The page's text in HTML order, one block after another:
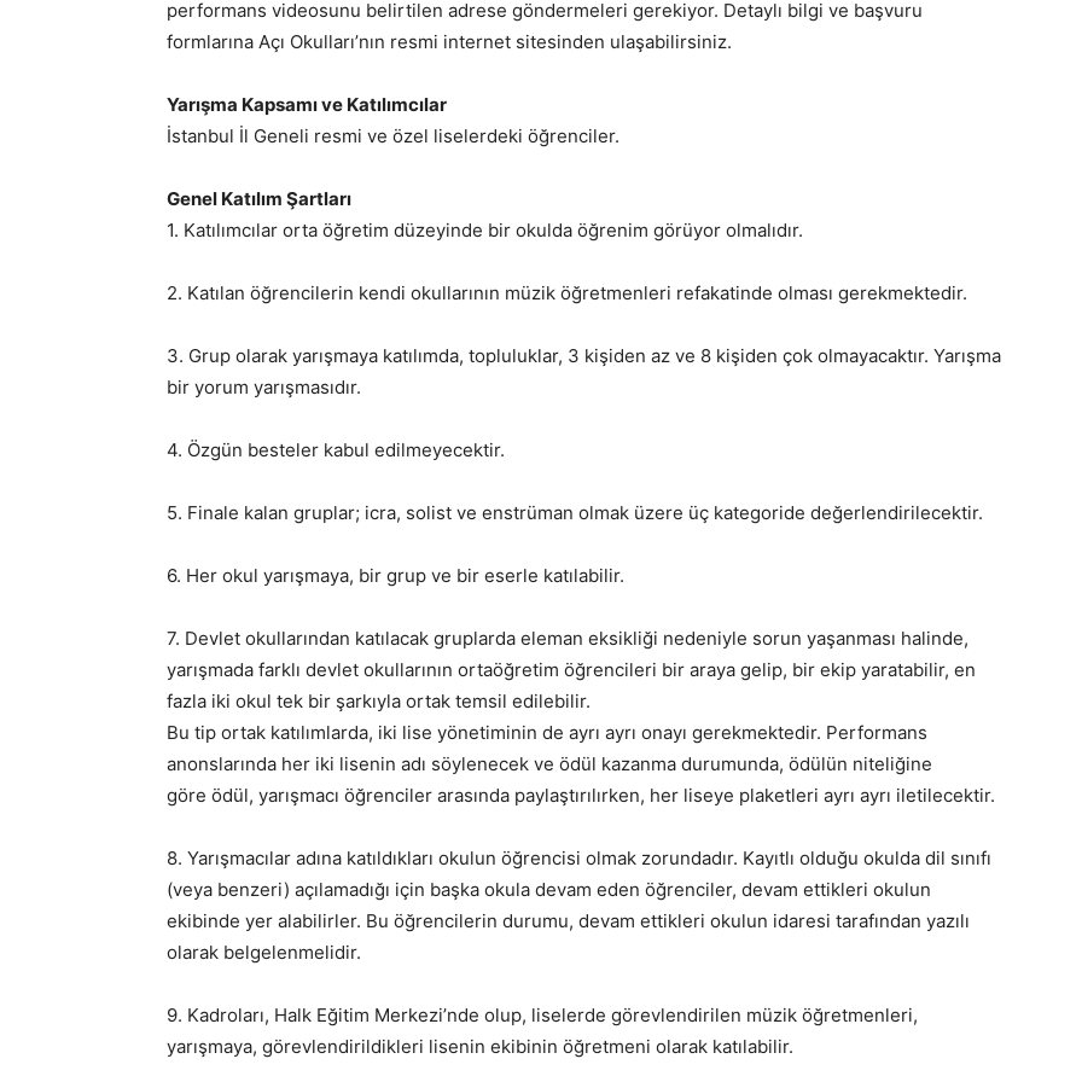
performans videosunu belirtilen adrese göndermeleri gerekiyor. Detaylı bilgi ve başvuru
formlarına Açı Okulları’nın resmi internet sitesinden ulaşabilirsiniz.
Yarışma Kapsamı ve Katılımcılar
İstanbul İl Geneli resmi ve özel liselerdeki öğrenciler.
Genel Katılım Şartları
1. Katılımcılar orta öğretim düzeyinde bir okulda öğrenim görüyor olmalıdır.
2. Katılan öğrencilerin kendi okullarının müzik öğretmenleri refakatinde olması gerekmektedir.
3. Grup olarak yarışmaya katılımda, topluluklar, 3 kişiden az ve 8 kişiden çok olmayacaktır. Yarışma
bir yorum yarışmasıdır.
4. Özgün besteler kabul edilmeyecektir.
5. Finale kalan gruplar; icra, solist ve enstrüman olmak üzere üç kategoride değerlendirilecektir.
6. Her okul yarışmaya, bir grup ve bir eserle katılabilir.
7. Devlet okullarından katılacak gruplarda eleman eksikliği nedeniyle sorun yaşanması halinde,
yarışmada farklı devlet okullarının ortaöğretim öğrencileri bir araya gelip, bir ekip yaratabilir, en
fazla iki okul tek bir şarkıyla ortak temsil edilebilir.
Bu tip ortak katılımlarda, iki lise yönetiminin de ayrı ayrı onayı gerekmektedir. Performans
anonslarında her iki lisenin adı söylenecek ve ödül kazanma durumunda, ödülün niteliğine
göre ödül, yarışmacı öğrenciler arasında paylaştırılırken, her liseye plaketleri ayrı ayrı iletilecektir.
8. Yarışmacılar adına katıldıkları okulun öğrencisi olmak zorundadır. Kayıtlı olduğu okulda dil sınıfı
(veya benzeri) açılamadığı için başka okula devam eden öğrenciler, devam ettikleri okulun
ekibinde yer alabilirler. Bu öğrencilerin durumu, devam ettikleri okulun idaresi tarafından yazılı
olarak belgelenmelidir.
9. Kadroları, Halk Eğitim Merkezi’nde olup, liselerde görevlendirilen müzik öğretmenleri,
yarışmaya, görevlendirildikleri lisenin ekibinin öğretmeni olarak katılabilir.